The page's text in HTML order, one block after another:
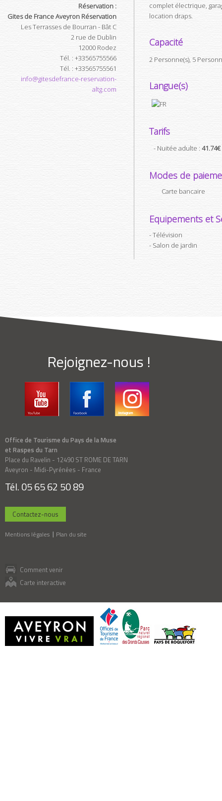
Réservation :
Gites de France Aveyron Réservation
Les Terrasses de Bourran - Bât C
2 rue de Dublin
12000 Rodez
Tél. : +33565755566
Tél. : +33565755561
info@gitesdefrance-reservation-
altg.com
complet électrique,
location draps.
Capacité
2 Personne(s), 5
Langue(s)
Tarifs
- Nuitée adulte : 41.74€
Modes de
Carte bancaire
Equipements et
Télévision
Salon de jardin
Rejoignez-nous !
Office de Tourisme du Pays de la Muse
et Raspes du Tarn
Place du Ravelin - 12490 ST ROME DE TARN
Aveyron - Midi-Pyrénées - France
Tél. 05 65 62 50 89
Contactez-nous
Mentions légales Plan du site
Comment venir
Carte interactive